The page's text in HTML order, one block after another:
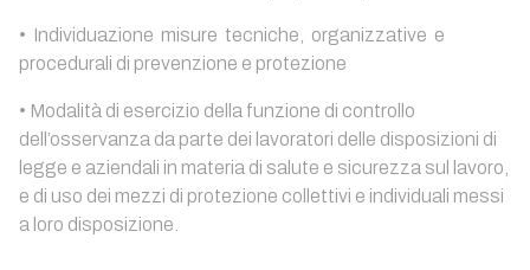
• Individuazione misure tecniche, organizzative e
procedurali di prevenzione e protezione
• Modalità di esercizio della funzione di controllo
dell’osservanza da parte dei lavoratori delle disposizioni di
legge e aziendali in materia di salute e sicurezza sul lavoro,
e di uso dei mezzi di protezione collettivi e individuali messi
a loro disposizione.